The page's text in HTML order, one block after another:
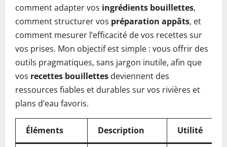
comment adapter vos ingrédients bouillettes,
comment structurer vos préparation appâts, et
comment mesurer l’efficacité de vos recettes sur
vos prises. Mon objectif est simple : vous offrir des
outils pragmatiques, sans jargon inutile, afin que
vos recettes bouillettes deviennent des
ressources fiables et durables sur vos rivières et
plans d’eau favoris.
Éléments Description Utilité